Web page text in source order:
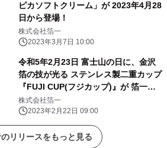
ピカソフトクリーム」が 2023年4月28
日から登場！
株式会社箔一
2023年3月7日 10:00
令和5年2月23日 富士山の日に、金沢
箔の技が光る ステンレス製二重カップ
『FUJI CUP(フジカップ)』が 箔一よ
り新発売！
株式会社箔一
2023年2月22日 09:00
リリースをもっと見る